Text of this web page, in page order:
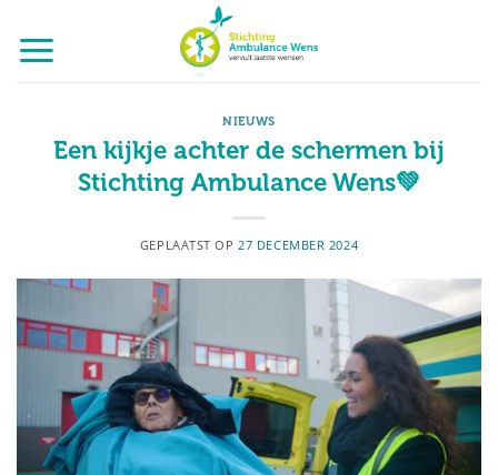
naar
inhoud
NIEUWS
Een kijkje achter de schermen bij
Stichting Ambulance Wens💚
GEPLAATST OP 27 DECEMBER 2024